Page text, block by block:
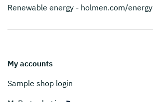
Renewable energy - holmen.com/energy
My accounts
Sample shop login